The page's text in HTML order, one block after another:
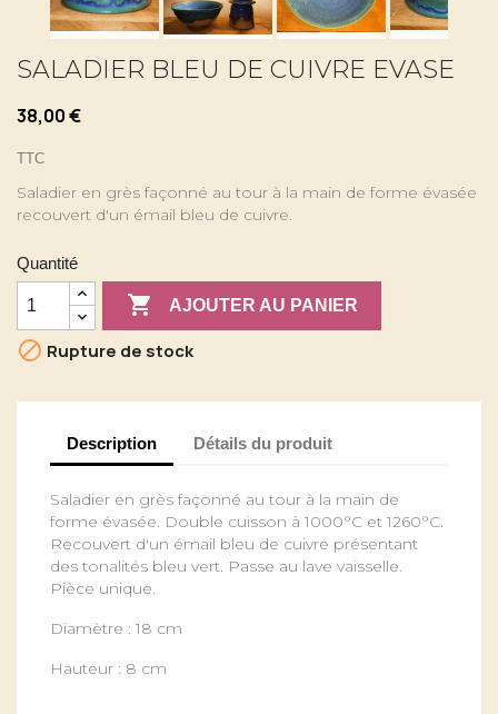
SALADIER BLEU DE CUIVRE EVASE
38,00 €
TTC
Saladier en grès façonné au tour à la main de forme évasée
recouvert d'un émail bleu de cuivre.
Quantité
 AJOUTER AU PANIER
 Rupture de stock
Description Détails du produit
Saladier en grès façonné au tour à la main de
forme évasée. Double cuisson à 1000°C et 1260°C.
Recouvert d'un émail bleu de cuivre présentant
des tonalités bleu vert. Passe au lave vaisselle.
Pièce unique.
Diamètre : 18 cm
Hauteur : 8 cm